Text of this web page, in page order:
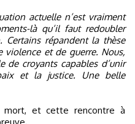
actuelle n’est vraiment
là qu’il faut redoubler
Certains répandent la thèse
violence et de guerre. Nous,
de croyants capables d’unir
et la justice. Une belle
mort, et cette rencontre à